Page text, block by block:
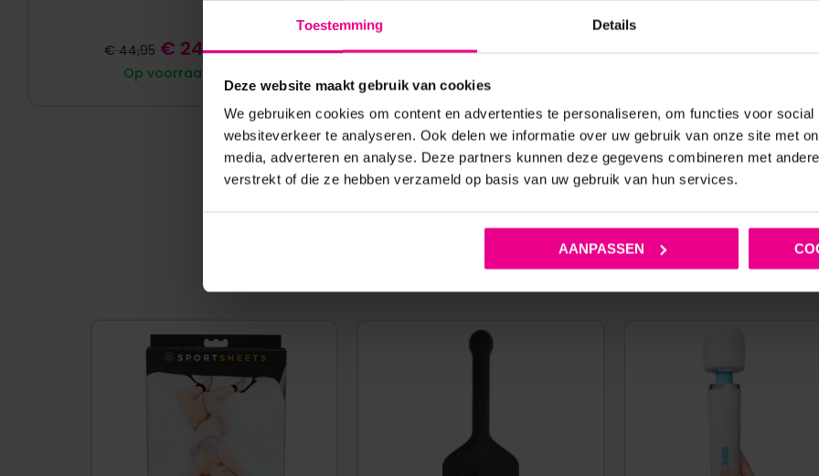
Toestemming Details
Deze website maakt gebruik van cookies
We gebruiken cookies om content en advertenties te personaliseren, om functies voor
websiteverkeer te analyseren. Ook delen we informatie over uw gebruik van onze site met
media, adverteren en analyse. Deze partners kunnen deze gegevens combineren met
verstrekt of die ze hebben verzameld op basis van uw gebruik van hun services.
AANPASSEN
Op voorraad
€ 44,95 € 24,95 €89,95 €29,95 €
ANDERE MENSEN BEKEKEN